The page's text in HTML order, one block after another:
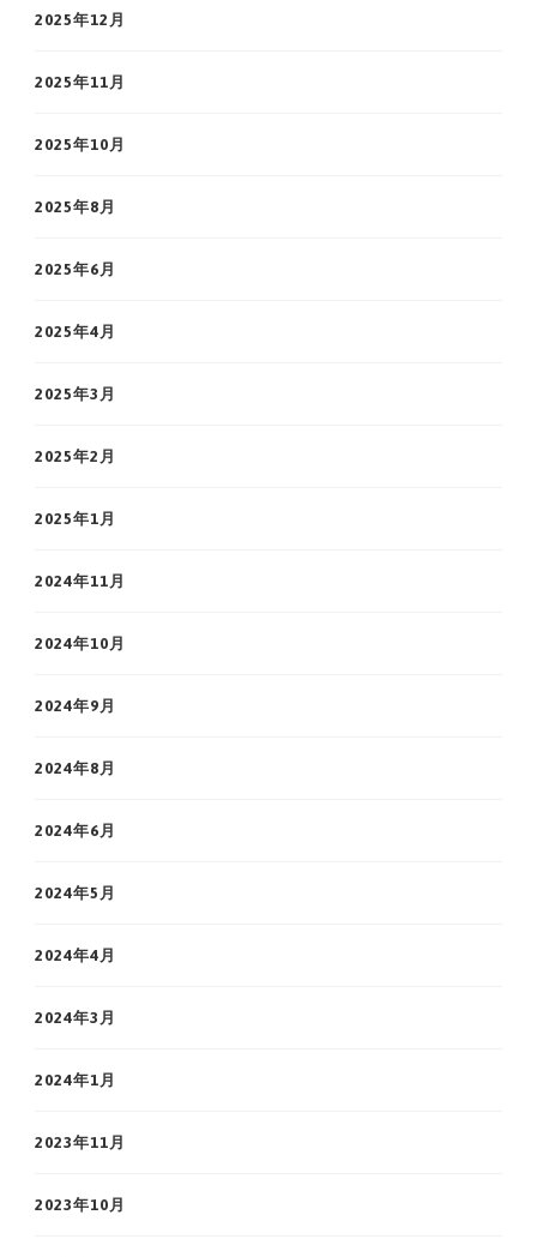
2025年12月
2025年11月
2025年10月
2025年8月
2025年6月
2025年4月
2025年3月
2025年2月
2025年1月
2024年11月
2024年10月
2024年9月
2024年8月
2024年6月
2024年5月
2024年4月
2024年3月
2024年1月
2023年11月
2023年10月